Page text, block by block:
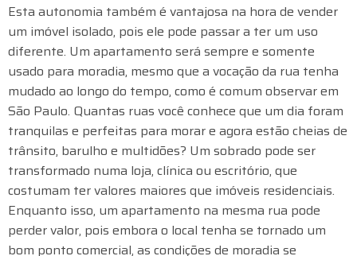
Esta autonomia também é vantajosa na hora de vender
um imóvel isolado, pois ele pode passar a ter um uso
diferente. Um apartamento será sempre e somente
usado para moradia, mesmo que a vocação da rua tenha
mudado ao longo do tempo, como é comum observar em
São Paulo. Quantas ruas você conhece que um dia foram
tranquilas e perfeitas para morar e agora estão cheias de
trânsito, barulho e multidões? Um sobrado pode ser
transformado numa loja, clínica ou escritório, que
costumam ter valores maiores que imóveis residenciais.
Enquanto isso, um apartamento na mesma rua pode
perder valor, pois embora o local tenha se tornado um
bom ponto comercial, as condições de moradia se